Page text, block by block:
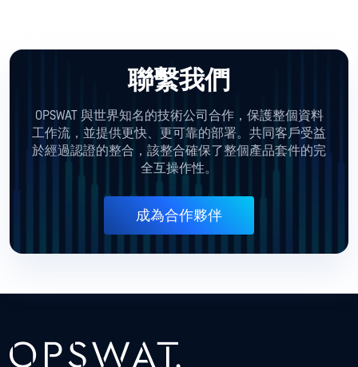
聯繫我們
OPSWAT 與世界知名的技術公司合作，保護整個資料
工作流，並提供更快、更可靠的部署。共同客戶受益
於經過認證的整合，該整合確保了整個產品套件的完
全互操作性。
成為合作夥伴